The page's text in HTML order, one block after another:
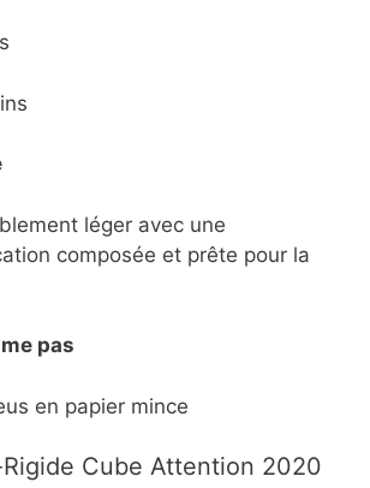
léger avec une
composée et prête pour la
pas
en papier mince
Cube Attention 2020